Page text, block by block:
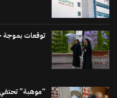
توقعات بموجة
“موهبة” تحتفي بوفود